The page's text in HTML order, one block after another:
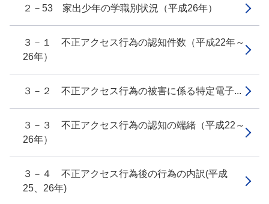
２－53 家出少年の学職別状況（平成26年）
３－１ 不正アクセス行為の認知件数（平成22年～
26年）
３－２ 不正アクセス行為の被害に係る特定電子...
３－３ 不正アクセス行為の認知の端緒（平成22～
26年）
３－４ 不正アクセス行為後の行為の内訳(平成
25、26年)